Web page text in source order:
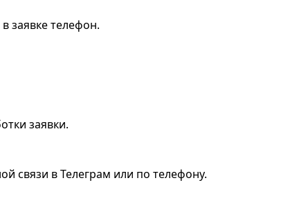
заявке телефон.
заявки.
связи в Телеграм или по телефону.